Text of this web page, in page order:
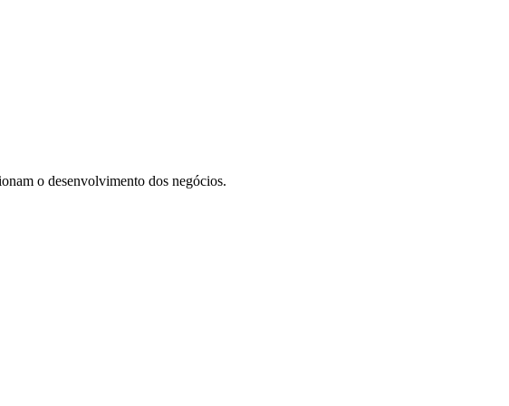
o desenvolvimento dos negócios.